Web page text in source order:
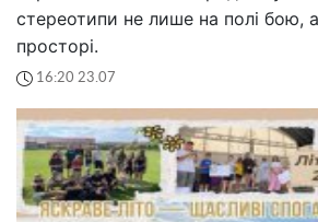
стереотипи не лише на полі бою,
просторі.
16:20 23.07